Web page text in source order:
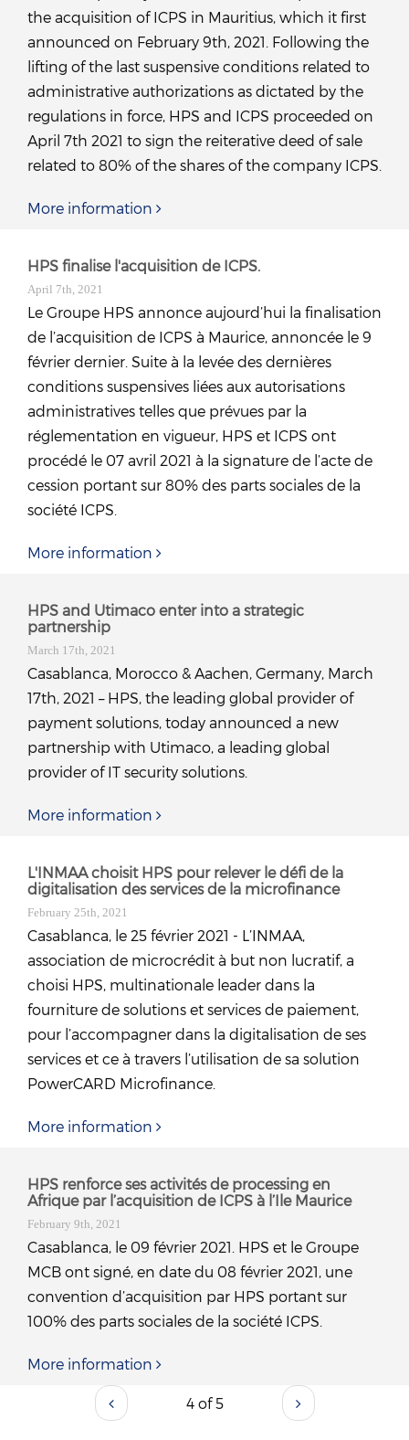
the acquisition of ICPS in Mauritius, which it first
announced on February 9th, 2021. Following the
lifting of the last suspensive conditions related to
administrative authorizations as dictated by the
regulations in force, HPS and ICPS proceeded on
April 7th 2021 to sign the reiterative deed of sale
related to 80% of the shares of the company ICPS.
More information
HPS finalise l'acquisition de ICPS.
April 7th, 2021
Le Groupe HPS annonce aujourd’hui la finalisation
de l’acquisition de ICPS à Maurice, annoncée le 9
février dernier. Suite à la levée des dernières
conditions suspensives liées aux autorisations
administratives telles que prévues par la
réglementation en vigueur, HPS et ICPS ont
procédé le 07 avril 2021 à la signature de l’acte de
cession portant sur 80% des parts sociales de la
société ICPS.
More information
HPS and Utimaco enter into a strategic
partnership
March 17th, 2021
Casablanca, Morocco & Aachen, Germany, March
17th, 2021 – HPS, the leading global provider of
payment solutions, today announced a new
partnership with Utimaco, a leading global
provider of IT security solutions.
More information
L'INMAA choisit HPS pour relever le défi de la
digitalisation des services de la microfinance
February 25th, 2021
Casablanca, le 25 février 2021 - L’INMAA,
association de microcrédit à but non lucratif, a
choisi HPS, multinationale leader dans la
fourniture de solutions et services de paiement,
pour l’accompagner dans la digitalisation de ses
services et ce à travers l’utilisation de sa solution
PowerCARD Microfinance.
More information
HPS renforce ses activités de processing en
Afrique par l’acquisition de ICPS à l’Ile Maurice
February 9th, 2021
Casablanca, le 09 février 2021. HPS et le Groupe
MCB ont signé, en date du 08 février 2021, une
convention d’acquisition par HPS portant sur
100% des parts sociales de la société ICPS.
More information
4 of 5